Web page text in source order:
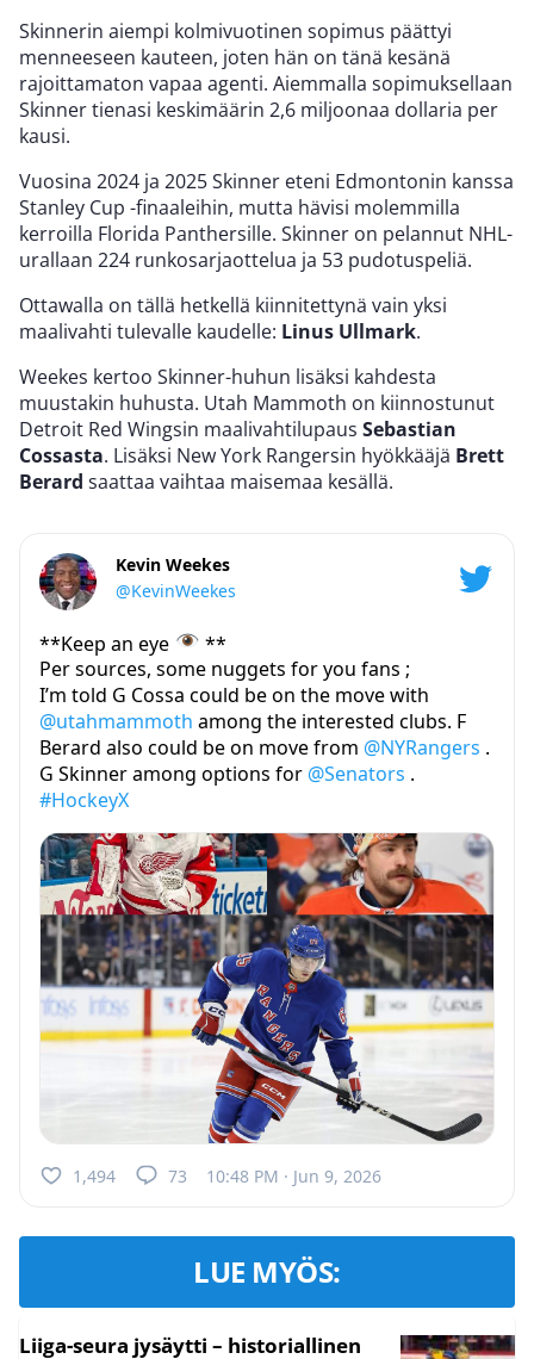
Skinnerin aiempi kolmivuotinen sopimus päättyi
menneeseen kauteen, joten hän on tänä kesänä
rajoittamaton vapaa agenti. Aiemmalla sopimuksellaan
Skinner tienasi keskimäärin 2,6 miljoonaa dollaria per
kausi.
Vuosina 2024 ja 2025 Skinner eteni Edmontonin kanssa
Stanley Cup -finaaleihin, mutta hävisi molemmilla
kerroilla Florida Panthersille. Skinner on pelannut NHL-
urallaan 224 runkosarjaottelua ja 53 pudotuspeliä.
Ottawalla on tällä hetkellä kiinnitettynä vain yksi
maalivahti tulevalle kaudelle: Linus Ullmark.
Weekes kertoo Skinner-huhun lisäksi kahdesta
muustakin huhusta. Utah Mammoth on kiinnostunut
Detroit Red Wingsin maalivahtilupaus Sebastian
Cossasta. Lisäksi New York Rangersin hyökkääjä Brett
Berard saattaa vaihtaa maisemaa kesällä.
Kevin Weekes
@KevinWeekes
**Keep an eye
**
Per sources, some nuggets for you fans ;
I’m told G Cossa could be on the move with
@utahmammoth among the interested clubs. F
Berard also could be on move from @NYRangers .
G Skinner among options for @Senators .
#HockeyX
1,494 73 10:48 PM · Jun 9, 2026
LUE MYÖS:
Liiga-seura jysäytti – historiallinen